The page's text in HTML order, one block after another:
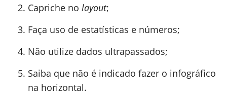
Capriche no layout;
Faça uso de estatísticas e números;
Não utilize dados ultrapassados;
Saiba que não é indicado fazer o infográfico
na horizontal.